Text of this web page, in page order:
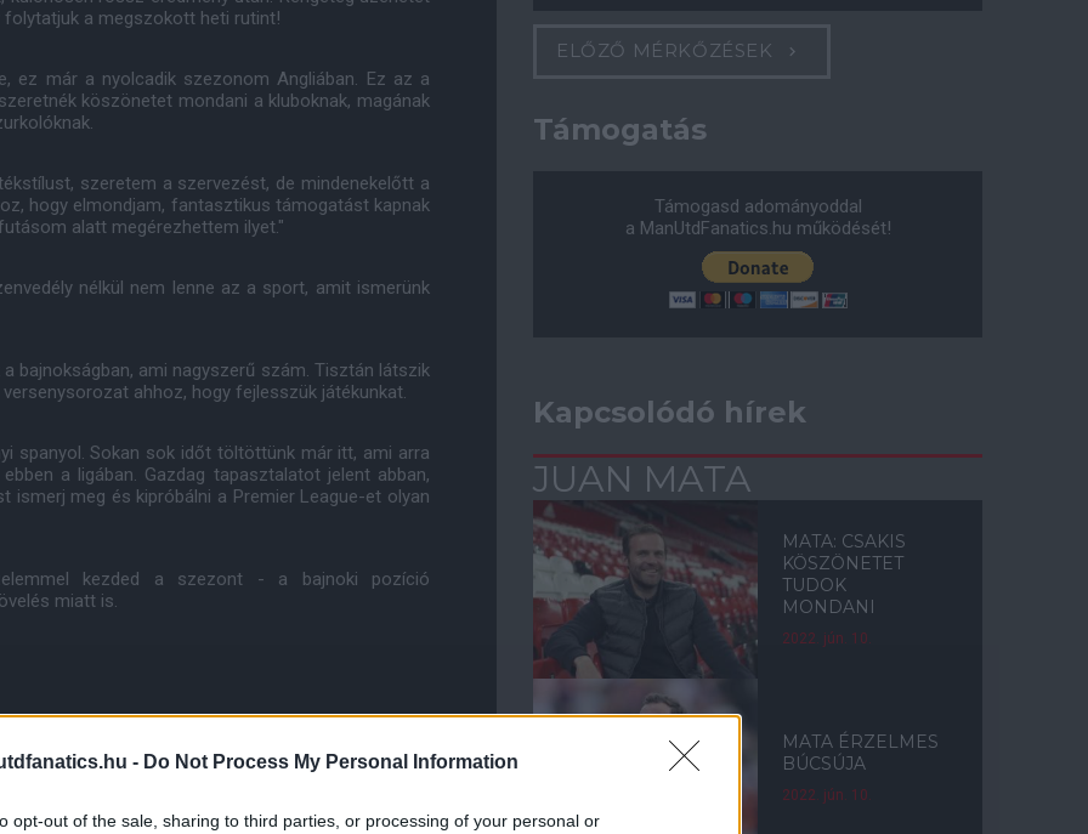
- Do Not Process My Personal Information
opt-out of the sale, sharing to third parties, or processing of your personal or
folytatjuk a megszokott heti rutint!
ez már a nyolcadik szezonom Angliában. Ez az a
köszönetet mondani a kluboknak, magának
szeretem a szervezést, de mindenekelőtt a
hogy elmondjam, fantasztikus támogatást kapnak
alatt megérezhettem ilyet."
nélkül nem lenne az a sport, amit ismerünk
bajnokságban, ami nagyszerű szám. Tisztán látszik
ahhoz, hogy fejlesszük játékunkat.
spanyol. Sokan sok időt töltöttünk már itt, ami arra
a ligában. Gazdag tapasztalatot jelent abban,
ismerj meg és kipróbálni a Premier League-et olyan
kezded a szezont - a bajnoki pozíció
miatt is.
mehetett volna, de a bajnokság a fontos - ott kell
tudjuk, hogy sokat kell javulnunk, ráadásul vannak
még vissza hozzánk. Türelemre és nyugalomra
ELŐZŐ MÉRKŐZÉSEK
Támogatás
Támogasd adományoddal
a ManUtdFanatics.hu működését!
Kapcsolódó hírek
JUAN MATA
MATA: CSAKIS
KÖSZÖNETET
TUDOK
MONDANI
2022. jún. 10.
MATA ÉRZELMES
BÚCSÚJA
2022. jún. 10.